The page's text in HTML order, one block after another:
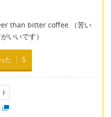
than bitter coffee.（苦い
いいです）
た 5